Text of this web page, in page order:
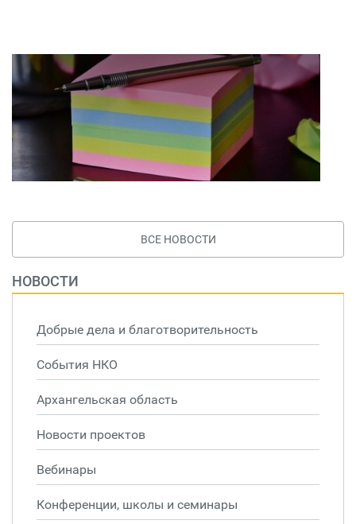
ВСЕ НОВОСТИ
НОВОСТИ
Добрые дела и благотворительность
События НКО
Архангельская область
Новости проектов
Вебинары
Конференции, школы и семинары